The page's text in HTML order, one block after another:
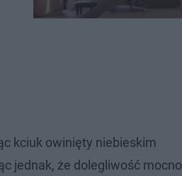
kciuk owinięty niebieskim
jednak, że dolegliwość mocno